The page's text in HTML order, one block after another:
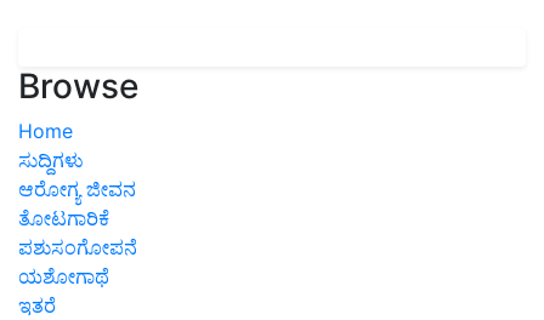
Browse
Home
ಸುದ್ದಿಗಳು
ಆರೋಗ್ಯ ಜೀವನ
ತೋಟಗಾರಿಕೆ
ಪಶುಸಂಗೋಪನೆ
ಯಶೋಗಾಥೆ
ಇತರೆ